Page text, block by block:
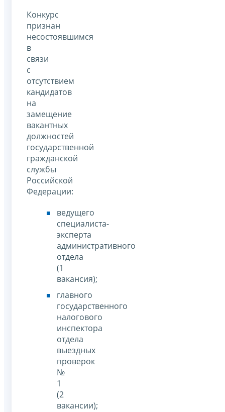
Конкурс
признан
несостоявшимся
в
связи
с
отсутствием
кандидатов
на
замещение
вакантных
должностей
государственной
гражданской
службы
Российской
Федерации:
ведущего
специалиста-
эксперта
административного
отдела
(1
вакансия);
главного
государственного
налогового
инспектора
отдела
выездных
проверок
№
1
(2
вакансии);